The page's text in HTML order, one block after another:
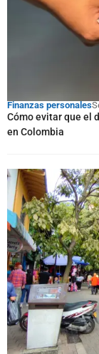
Finanzas personales
Cómo evitar que el
en Colombia